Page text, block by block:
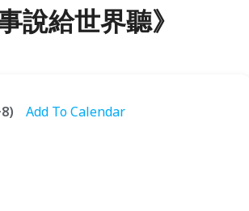
說給世界聽》
Add To Calendar